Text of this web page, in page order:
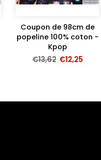
Coupon de 98cm de
popeline 100% coton -
Kpop
€13,62 €12,25